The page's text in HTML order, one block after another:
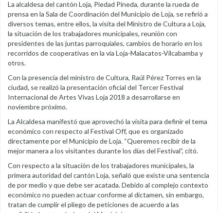
La alcaldesa del cantón Loja, Piedad Pineda, durante la rueda de
prensa en la Sala de Coordinación del Municipio de Loja, se refirió a
diversos temas, entre ellos, la visita del Ministro de Cultura a Loja,
la situación de los trabajadores municipales, reunión con
presidentes de las juntas parroquiales, cambios de horario en los
recorridos de cooperativas en la vía Loja-Malacatos-Vilcabamba y
otros.
Con la presencia del ministro de Cultura, Raúl Pérez Torres en la
ciudad, se realizó la presentación oficial del Tercer Festival
Internacional de Artes Vivas Loja 2018 a desarrollarse en
noviembre próximo.
La Alcaldesa manifestó que aprovechó la visita para definir el tema
económico con respecto al Festival Off, que es organizado
directamente por el Municipio de Loja. “Queremos recibir de la
mejor manera a los visitantes durante los días del Festival”, citó.
Con respecto a la situación de los trabajadores municipales, la
primera autoridad del cantón Loja, señaló que existe una sentencia
de por medio y que debe ser acatada. Debido al complejo contexto
económico no pueden actuar conforme al dictamen, sin embargo,
tratan de cumplir el pliego de peticiones de acuerdo a las